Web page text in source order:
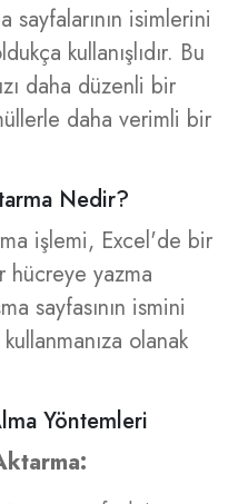
sayfalarının isimlerini
kullanışlıdır. Bu
daha düzenli bir
daha verimli bir
Nedir?
işlemi, Excel'de bir
hücreye yazma
sayfasının ismini
olanak
Yöntemleri